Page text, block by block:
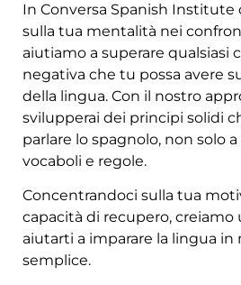
In Conversa Spanish
sulla tua mentalità nei
aiutiamo a superare qualsiasi
negativa che tu possa avere
della lingua. Con il nostro
svilupperai dei principi solidi
parlare lo spagnolo, non solo
vocaboli e regole.
Concentrandoci sulla tua
capacità di recupero, creiamo
aiutarti a imparare la lingua in
semplice.